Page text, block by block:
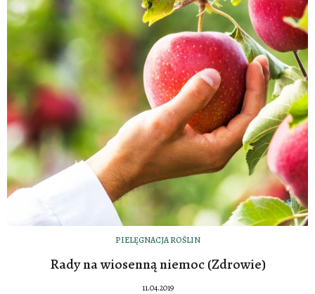
PIELĘGNACJA ROŚLIN
Rady na wiosenną niemoc (Zdrowie)
11.04.2019